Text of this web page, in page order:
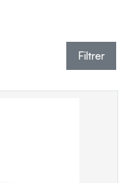
Filtrer